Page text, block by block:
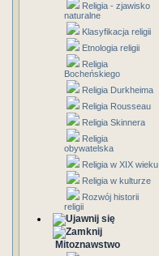
Religia - zjawisko
naturalne
Klasyfikacja religii
Etnologia religii
Religia
Bocheńskiego
Religia Durkheima
Religia Rousseau
Religia Skinnera
Religia
obywatelska
Religia w XIX wieku
Religia w kulturze
Rozwój historii
religii
Mitoznawstwo